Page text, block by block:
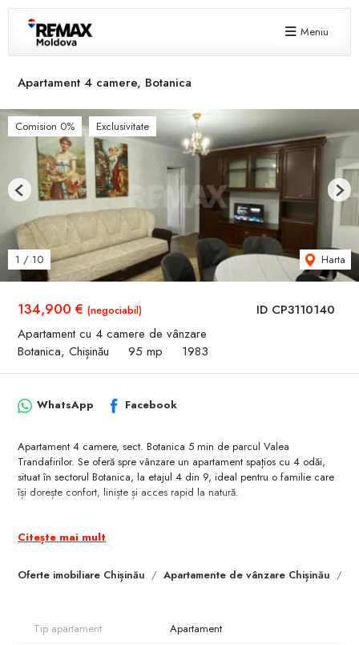
Meniu
Apartament 4 camere, Botanica
ID CP3110140
134,900 € (negociabil)
Apartament cu 4 camere de vânzare
Botanica, Chișinău
95 mp 1983
Comision 0% Exclusivitate
1 / 10 Harta
Previous Next
Oferte imobiliare Chișinău Apartamente de vânzare Chișinău
WhatsApp Facebook
Apartament 4 camere, sect. Botanica 5 min de parcul Valea
Trandafirilor. Se oferă spre vânzare un apartament spațios cu 4 odăi,
situat în sectorul Botanica, la etajul 4 din 9, ideal pentru o familie care
își dorește confort, liniște și acces rapid la natură.
3 dormitoare separate
Vedere bilaterală – spre parc și spre curtea interioară.
Aproape de parc, terenuri de joacă
Citește mai mult
Tip apartament Apartament